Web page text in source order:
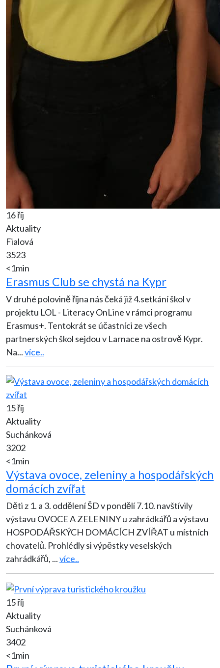
16 říj
Aktuality
Fialová
3523
<1min
Erasmus Club se chystá na Kypr
V druhé polovině října nás čeká již 4.setkání škol v
projektu LOL - Literacy OnLine v rámci programu
Erasmus+. Tentokrát se účastníci ze všech
partnerských škol sejdou v Larnace na ostrově Kypr.
Na...více..
15 říj
Aktuality
Suchánková
3202
<1min
Výstava ovoce, zeleniny a hospodářských
domácích zvířat
Děti z 1. a 3. oddělení ŠD v pondělí 7.10. navštívily
výstavu OVOCE A ZELENINY u zahrádkářů a výstavu
HOSPODÁŘSKÝCH DOMÁCÍCH ZVÍŘAT u místních
chovatelů. Prohlédly si výpěstky veselských
zahrádkářů, ...více..
15 říj
Aktuality
Suchánková
3402
<1min